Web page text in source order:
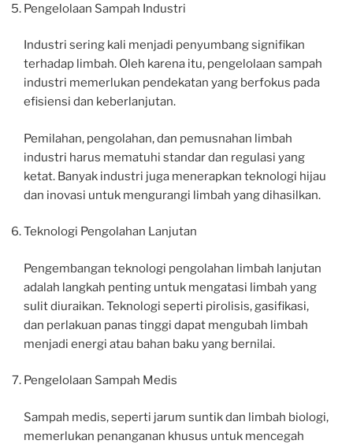
Pengelolaan Sampah Industri
Industri sering kali menjadi penyumbang signifikan
terhadap limbah. Oleh karena itu, pengelolaan sampah
industri memerlukan pendekatan yang berfokus pada
efisiensi dan keberlanjutan.
Pemilahan, pengolahan, dan pemusnahan limbah
industri harus mematuhi standar dan regulasi yang
ketat. Banyak industri juga menerapkan teknologi hijau
dan inovasi untuk mengurangi limbah yang dihasilkan.
Teknologi Pengolahan Lanjutan
Pengembangan teknologi pengolahan limbah lanjutan
adalah langkah penting untuk mengatasi limbah yang
sulit diuraikan. Teknologi seperti pirolisis, gasifikasi,
dan perlakuan panas tinggi dapat mengubah limbah
menjadi energi atau bahan baku yang bernilai.
Pengelolaan Sampah Medis
Sampah medis, seperti jarum suntik dan limbah biologi,
memerlukan penanganan khusus untuk mencegah